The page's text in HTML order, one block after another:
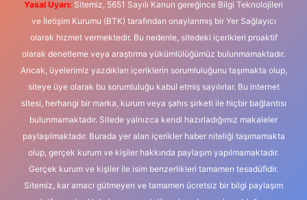
Yasal Uyarı: Sitemiz, 5651 Sayılı Kanun gereğince Bilgi Teknolojileri
ve İletişim Kurumu (BTK) tarafından onaylanmış bir Yer Sağlayıcı
olarak hizmet vermektedir. Bu nedenle, sitedeki içerikleri proaktif
olarak denetleme veya araştırma yükümlülüğümüz bulunmamaktadır.
Ancak, üyelerimiz yazdıkları içeriklerin sorumluluğunu taşımakta olup,
siteye üye olarak bu sorumluluğu kabul etmiş sayılırlar. Bu internet
sitesi, herhangi bir marka, kurum veya şahıs şirketi ile hiçbir bağlantısı
bulunmamaktadır. Sitede yalnızca kendi hazırladığımız makaleler
paylaşılmaktadır. Burada yer alan içerikler haber niteliği taşımamakta
olup, gerçek kurum ve kişiler hakkında paylaşım yapılmamaktadır.
Gerçek kurum ve kişiler ile isim benzerlikleri tamamen tesadüfidir.
Sitemiz, kar amacı gütmeyen ve tamamen ücretsiz bir bilgi paylaşım